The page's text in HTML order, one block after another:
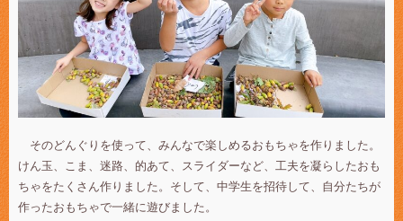
そのどんぐりを使って、みんなで楽しめるおもちゃを作りました。
けん玉、こま、迷路、的あて、スライダーなど、工夫を凝らしたおも
ちゃをたくさん作りました。そして、中学生を招待して、自分たちが
作ったおもちゃで一緒に遊びました。